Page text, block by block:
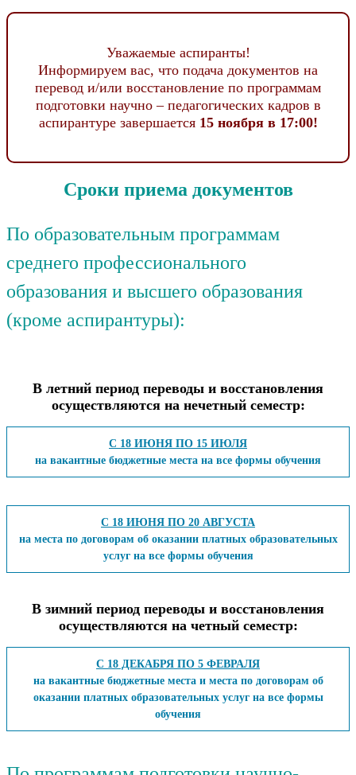
Уважаемые аспиранты!
Информируем вас, что подача документов на
перевод и/или восстановление по программам
подготовки научно – педагогических кадров в
аспирантуре завершается 15 ноября в 17:00!
Сроки приема документов
По образовательным программам
среднего профессионального
образования и высшего образования
(кроме аспирантуры):
В летний период переводы и восстановления
осуществляются на нечетный семестр:
С 18 ИЮНЯ ПО 15 ИЮЛЯ
на вакантные бюджетные места на все формы обучения
С 18 ИЮНЯ ПО 20 АВГУСТА
на места по договорам об оказании платных образовательных
услуг на все формы обучения
В зимний период переводы и восстановления
осуществляются на четный семестр:
С 18 ДЕКАБРЯ ПО 5 ФЕВРАЛЯ
на вакантные бюджетные места и места по договорам об
оказании платных образовательных услуг на все формы
обучения